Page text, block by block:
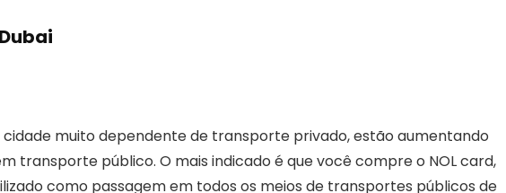
cidade muito dependente de transporte privado, estão aumentando
transporte público. O mais indicado é que você compre o NOL card,
como passagem em todos os meios de transportes públicos de